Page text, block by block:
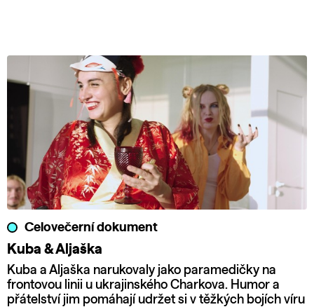
Celovečerní dokument
Kuba & Aljaška
Kuba a Aljaška narukovaly jako paramedičky na
frontovou linii u ukrajinského Charkova. Humor a
přátelství jim pomáhají udržet si v těžkých bojích víru